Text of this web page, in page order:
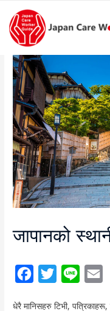
जापानको
T
धेरै मानिसहरु टिभी, पत्रिकाहरू,